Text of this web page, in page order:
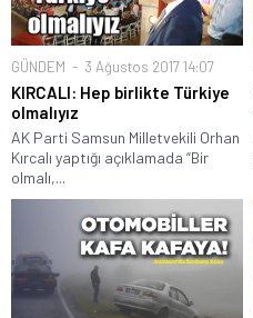
GÜNDEM 3 Ağustos 2017 14:07
KIRCALI: Hep birlikte Türkiye
olmalıyız
AK Parti Samsun Milletvekili Orhan
Kırcalı yaptığı açıklamada “Bir
olmalı,...